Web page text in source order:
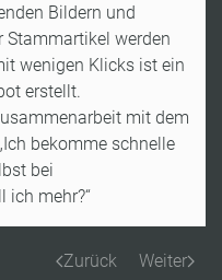
Bildern und
Stammartikel werden
wenigen Klicks ist ein
erstellt.
mit dem
bekomme schnelle
bei
ich mehr?“
Zurück Weiter